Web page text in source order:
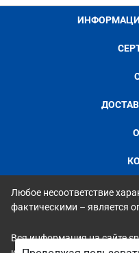
Любое несоответствие
фактическими – является
Вся информация на сайте